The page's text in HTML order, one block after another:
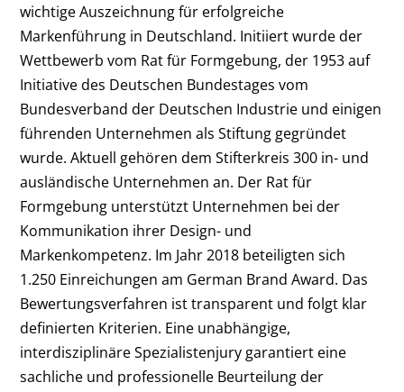
wichtige Auszeichnung für erfolgreiche
Markenführung in Deutschland. Initiiert wurde der
Wettbewerb vom Rat für Formgebung, der 1953 auf
Initiative des Deutschen Bundestages vom
Bundesverband der Deutschen Industrie und einigen
führenden Unternehmen als Stiftung gegründet
wurde. Aktuell gehören dem Stifterkreis 300 in- und
ausländische Unternehmen an. Der Rat für
Formgebung unterstützt Unternehmen bei der
Kommunikation ihrer Design- und
Markenkompetenz. Im Jahr 2018 beteiligten sich
1.250 Einreichungen am German Brand Award. Das
Bewertungsverfahren ist transparent und folgt klar
definierten Kriterien. Eine unabhängige,
interdisziplinäre Spezialistenjury garantiert eine
sachliche und professionelle Beurteilung der